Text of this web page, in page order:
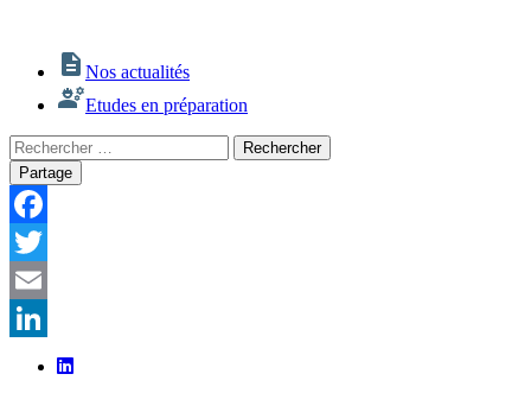
Nos actualités
Etudes en préparation
Rechercher
:
Rechercher
Partage
Facebook
Twitter
Email
LinkedIn